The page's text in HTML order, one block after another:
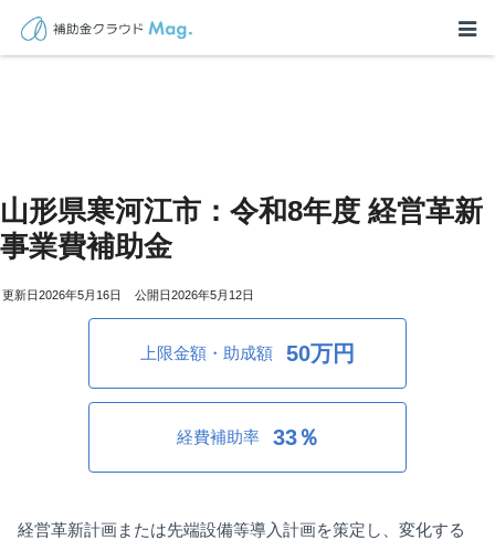
山形県寒河江市：令和8年度 経営革新
事業費補助金
2026年5月16日 2026年5月12日
上限金額・助成額 50万円
経費補助率 33％
経営革新計画または先端設備等導入計画を策定し、変化する